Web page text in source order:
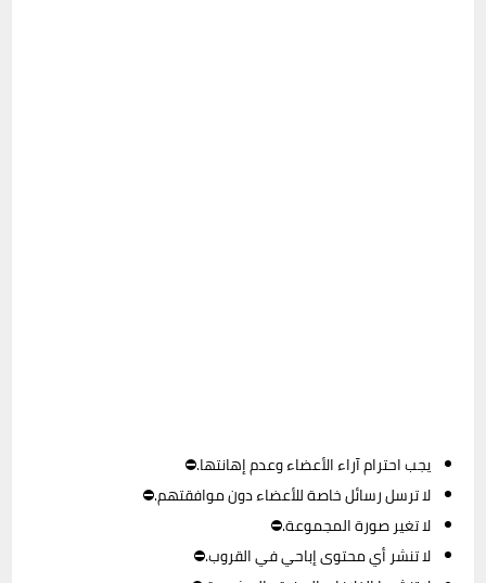
يجب احترام آراء الأعضاء وعدم إهانتها.⛔
لا ترسل رسائل خاصة للأعضاء دون موافقتهم.⛔
لا تغير صورة المجموعة.⛔
لا تنشر أي محتوى إباحي في القروب.⛔